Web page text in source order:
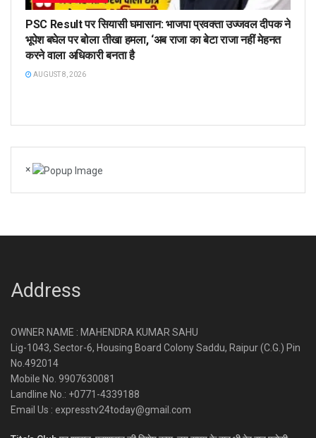
PSC Result पर सियासी घमासान: भाजपा प्रवक्ता उज्जवल दीपक ने
भूपेश बघेल पर बोला तीखा हमला, ‘अब राजा का बेटा राजा नहीं मेहनत
करने वाला अधिकारी बनता है
AUGUST 8, 2026
×
Address
OWNER NAME : MAHENDRA KUMAR SAHU
Lig-1043, Sector-6, Housing Board Colony Saddu, Raipur (C.G.) Pin
No.492014
Mobile No. 9907630081
Landline No.: +0771-4339188
Email Us : expresstv24today@gmail.com